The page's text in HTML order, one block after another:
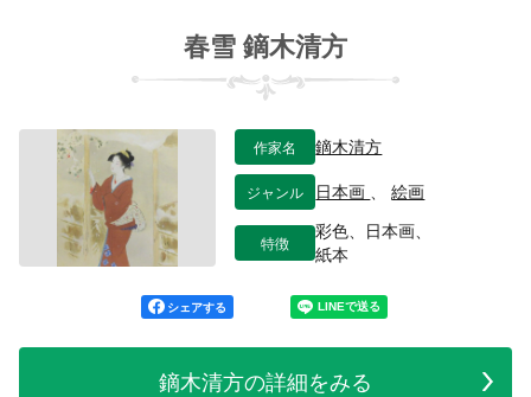
春雪 鏑木清方
作家名 鏑木清方
ジャンル 日本画 、絵画
特徴
彩色、日本画、
紙本
シェアする
鏑木清方の詳細をみる